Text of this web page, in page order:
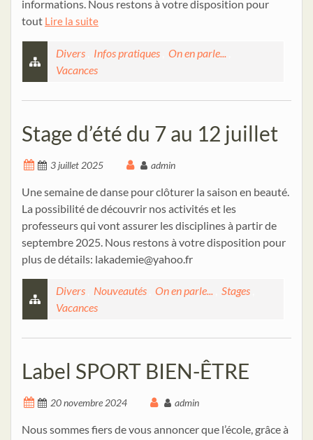
informations. Nous restons à votre disposition pour
tout Lire la suite
Divers Infos pratiques On en parle...
Vacances
Stage d’été du 7 au 12 juillet
3 juillet 2025 admin
Une semaine de danse pour clôturer la saison en beauté.
La possibilité de découvrir nos activités et les
professeurs qui vont assurer les disciplines à partir de
septembre 2025. Nous restons à votre disposition pour
plus de détails: lakademie@yahoo.fr
Divers Nouveautés On en parle... Stages
Vacances
Label SPORT BIEN-ÊTRE
20 novembre 2024 admin
Nous sommes fiers de vous annoncer que l’école, grâce à